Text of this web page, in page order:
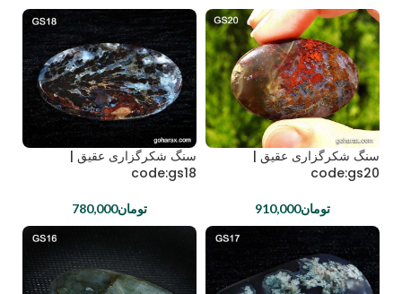
سنگ شکرگزاری عقیق |
code:gs20
تومان910,000
سنگ شکرگزاری عقیق |
code:gs18
تومان780,000